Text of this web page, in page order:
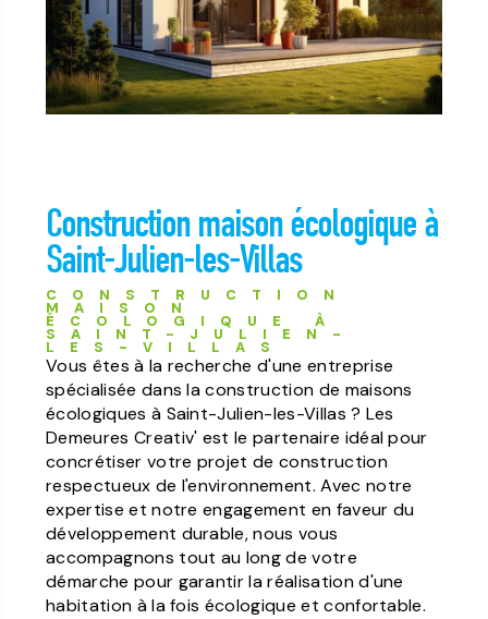
Construction maison écologique à
Saint-Julien-les-Villas
CONSTRUCTION
MAISON
ÉCOLOGIQUE À
SAINT-JULIEN-
LES-VILLAS
Vous êtes à la recherche d'une entreprise
spécialisée dans la construction de maisons
écologiques à Saint-Julien-les-Villas ? Les
Demeures Creativ' est le partenaire idéal pour
concrétiser votre projet de construction
respectueux de l'environnement. Avec notre
expertise et notre engagement en faveur du
développement durable, nous vous
accompagnons tout au long de votre
démarche pour garantir la réalisation d'une
habitation à la fois écologique et confortable.